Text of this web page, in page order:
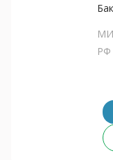
РФ